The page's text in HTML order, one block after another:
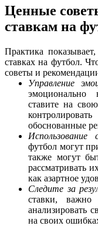
Ценные
ставкам на
Практика
ставках на футбол.
советы и
Управление
ставите на
обоснованные
футбол могут
также могут
рассматривать
как азартное
Следите за
ставки, важно
анализировать
на своих